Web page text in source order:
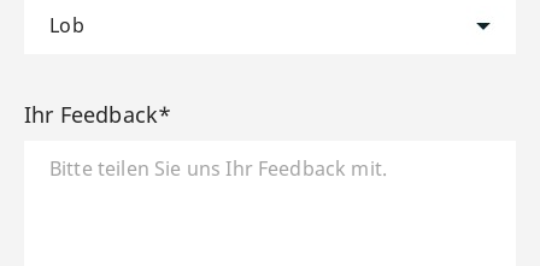
Ihr Feedback*